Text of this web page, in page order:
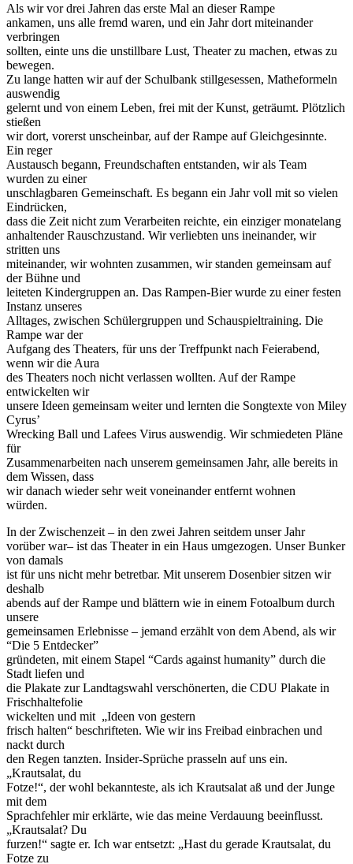
Als wir vor drei Jahren das erste Mal an dieser Rampe
ankamen, uns alle fremd waren, und ein Jahr dort miteinander
verbringen
sollten, einte uns die unstillbare Lust, Theater zu machen, etwas zu
bewegen.
Zu lange hatten wir auf der Schulbank stillgesessen, Matheformeln
auswendig
gelernt und von einem Leben, frei mit der Kunst, geträumt. Plötzlich
stießen
wir dort, vorerst unscheinbar, auf der Rampe auf Gleichgesinnte.
Ein reger
Austausch begann, Freundschaften entstanden, wir als Team
wurden zu einer
unschlagbaren Gemeinschaft. Es begann ein Jahr voll mit so vielen
Eindrücken,
dass die Zeit nicht zum Verarbeiten reichte, ein einziger monatelang
anhaltender Rauschzustand. Wir verliebten uns ineinander, wir
stritten uns
miteinander, wir wohnten zusammen, wir standen gemeinsam auf
der Bühne und
leiteten Kindergruppen an. Das Rampen-Bier wurde zu einer festen
Instanz unseres
Alltages, zwischen Schülergruppen und Schauspieltraining. Die
Rampe war der
Aufgang des Theaters, für uns der Treffpunkt nach Feierabend,
wenn wir die Aura
des Theaters noch nicht verlassen wollten. Auf der Rampe
entwickelten wir
unsere Ideen gemeinsam weiter und lernten die Songtexte von Miley
Cyrus’
Wrecking Ball und Lafees Virus auswendig. Wir schmiedeten Pläne
für
Zusammenarbeiten nach unserem gemeinsamen Jahr, alle bereits in
dem Wissen, dass
wir danach wieder sehr weit voneinander entfernt wohnen
würden.
In der Zwischenzeit – in den zwei Jahren seitdem unser Jahr
vorüber war– ist das Theater in ein Haus umgezogen. Unser Bunker
von damals
ist für uns nicht mehr betretbar. Mit unserem Dosenbier sitzen wir
deshalb
abends auf der Rampe und blättern wie in einem Fotoalbum durch
unsere
gemeinsamen Erlebnisse – jemand erzählt von dem Abend, als wir
“Die 5 Entdecker”
gründeten, mit einem Stapel “Cards against humanity” durch die
Stadt liefen und
die Plakate zur Landtagswahl verschönerten, die CDU Plakate in
Frischhaltefolie
wickelten und mit „Ideen von gestern
frisch halten“ beschrifteten. Wie wir ins Freibad einbrachen und
nackt durch
den Regen tanzten. Insider-Sprüche prasseln auf uns ein.
„Krautsalat, du
Fotze!“, der wohl bekannteste, als ich Krautsalat aß und der Junge
mit dem
Sprachfehler mir erklärte, wie das meine Verdauung beeinflusst.
„Krautsalat? Du
furzen!“ sagte er. Ich war entsetzt: „Hast du gerade Krautsalat, du
Fotze zu